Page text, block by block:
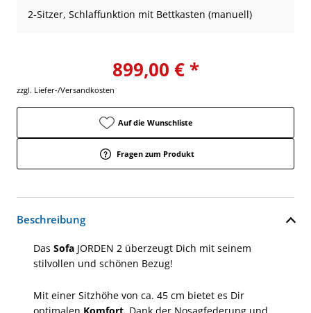
2-Sitzer, Schlaffunktion mit Bettkasten (manuell)
899,00 € *
zzgl. Liefer-/Versandkosten
Auf die Wunschliste
Fragen zum Produkt
Beschreibung
Das Sofa JORDEN 2 überzeugt Dich mit seinem
stilvollen und schönen Bezug!
Mit einer Sitzhöhe von ca. 45 cm bietet es Dir